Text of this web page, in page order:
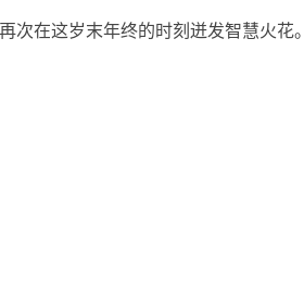
次在这岁末年终的时刻迸发智慧火花。